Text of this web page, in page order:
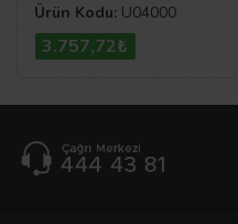
Ürün Kodu: U04000
3.757,72₺